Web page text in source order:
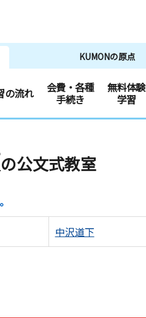
KUMONの原点
の流れ
会費・各種
手続き
無料体験
学習
の公文式教室
中沢道下